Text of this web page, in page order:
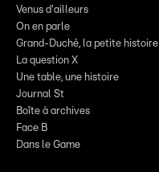
Venus d'ailleurs
On en parle
Grand-Duché, la petite histoire
La question X
Une table, une histoire
Journal St
Boîte à archives
Face B
Dans le Game